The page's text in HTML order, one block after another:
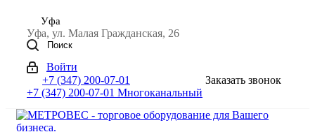
Уфа
Уфа, ул. Малая Гражданская, 26
Поиск
Войти
+7 (347) 200-07-01
+7 (347) 200-07-01 Многоканальный
Заказать звонок